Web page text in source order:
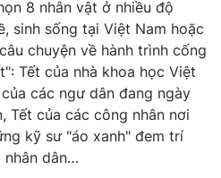
lai
8 nhân vật ở nhiều độ
sinh sống tại Việt Nam hoặc
chuyện về hành trình cống
Tết của nhà khoa học Việt
các ngư dân đang ngày
Tết của các công nhân nơi
kỹ sư "áo xanh" đem trí
dân…